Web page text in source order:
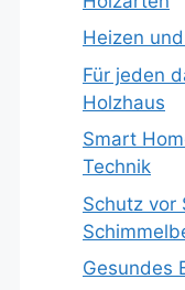
Heizen
Für jeden
Holzhaus
Smart
Technik
Schutz vor
Gesundes